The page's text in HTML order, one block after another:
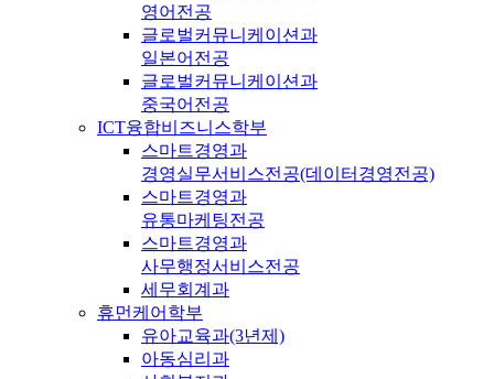
영어전공
글로벌커뮤니케이션과
일본어전공
글로벌커뮤니케이션과
중국어전공
ICT융합비즈니스학부
스마트경영과
경영실무서비스전공(데이터경영전공)
스마트경영과
유통마케팅전공
스마트경영과
사무행정서비스전공
세무회계과
휴먼케어학부
유아교육과(3년제)
아동심리과